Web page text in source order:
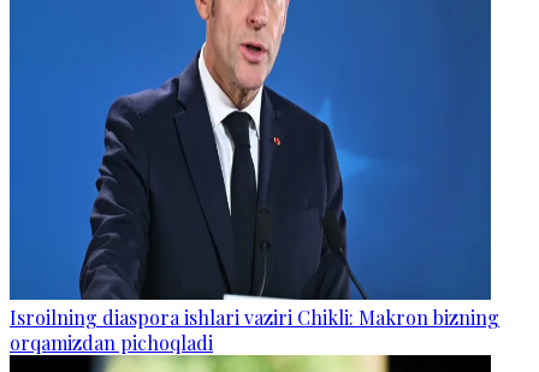
Isroilning diaspora ishlari vaziri Chikli: Makron bizning
orqamizdan pichoqladi